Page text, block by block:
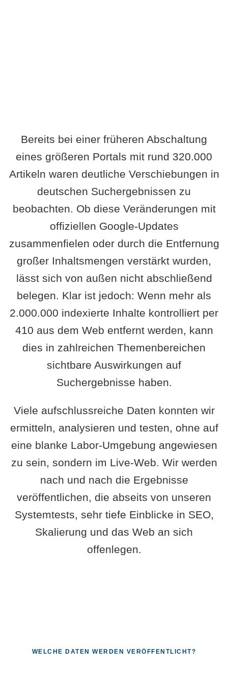
Bereits bei einer früheren Abschaltung
eines größeren Portals mit rund 320.000
Artikeln waren deutliche Verschiebungen in
deutschen Suchergebnissen zu
beobachten. Ob diese Veränderungen mit
offiziellen Google-Updates
zusammenfielen oder durch die Entfernung
großer Inhaltsmengen verstärkt wurden,
lässt sich von außen nicht abschließend
belegen. Klar ist jedoch: Wenn mehr als
2.000.000 indexierte Inhalte kontrolliert per
410 aus dem Web entfernt werden, kann
dies in zahlreichen Themenbereichen
sichtbare Auswirkungen auf
Suchergebnisse haben.
Viele aufschlussreiche Daten konnten wir
ermitteln, analysieren und testen, ohne auf
eine blanke Labor-Umgebung angewiesen
zu sein, sondern im Live-Web. Wir werden
nach und nach die Ergebnisse
veröffentlichen, die abseits von unseren
Systemtests, sehr tiefe Einblicke in SEO,
Skalierung und das Web an sich
offenlegen.
WELCHE DATEN WERDEN VERÖFFENTLICHT?